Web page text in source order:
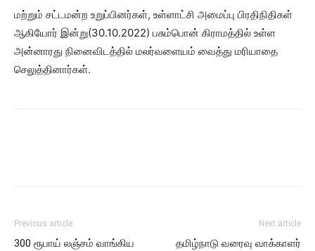
மற்றும் சட்டமன்ற உறுப்பினர்கள், உள்ளாட்சி அமைப்பு பிரதிநிதிகள்
ஆகியோர் இன்று(30.10.2022) பசும்பொன் கிராமத்தில் உள்ள
அன்னாரது நினைவிடத்தில் மலர்வளையம் வைத்து மரியாதை
செலுத்தினார்கள்.
Previous article
300 ரூபாய் லஞ்சம் வாங்கிய
Next article
தமிழ்நாடு வரைவு வாக்காளர்